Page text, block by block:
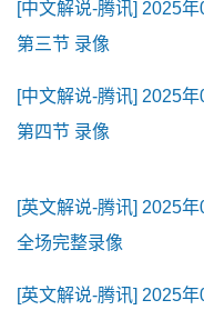
[中文解说-腾讯] 2025
第三节 录像
[中文解说-腾讯] 2025
第四节 录像
[英文解说-腾讯] 2025
全场完整录像
[英文解说-腾讯] 2025